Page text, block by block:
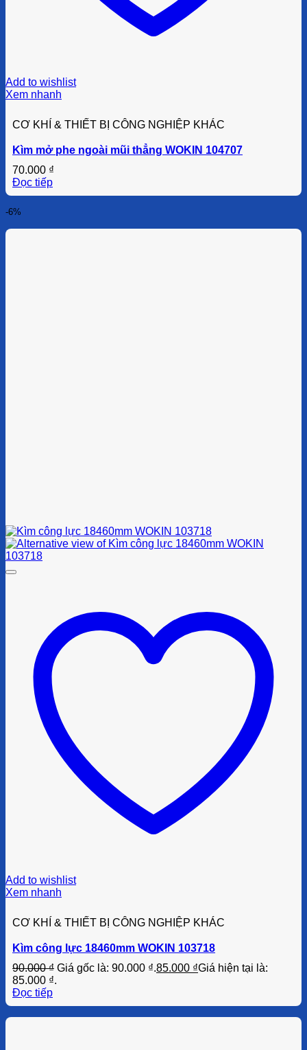
Add to wishlist
Xem nhanh
CƠ KHÍ & THIẾT BỊ CÔNG NGHIỆP KHÁC
Kìm mở phe ngoài mũi thẳng WOKIN 104707
70.000 ₫
Đọc tiếp
-6%
Add to wishlist
Xem nhanh
CƠ KHÍ & THIẾT BỊ CÔNG NGHIỆP KHÁC
Kìm công lực 18460mm WOKIN 103718
90.000₫ Giá gốc là: 90.000 ₫.85.000 ₫Giá hiện tại là:
85.000 ₫.
Đọc tiếp